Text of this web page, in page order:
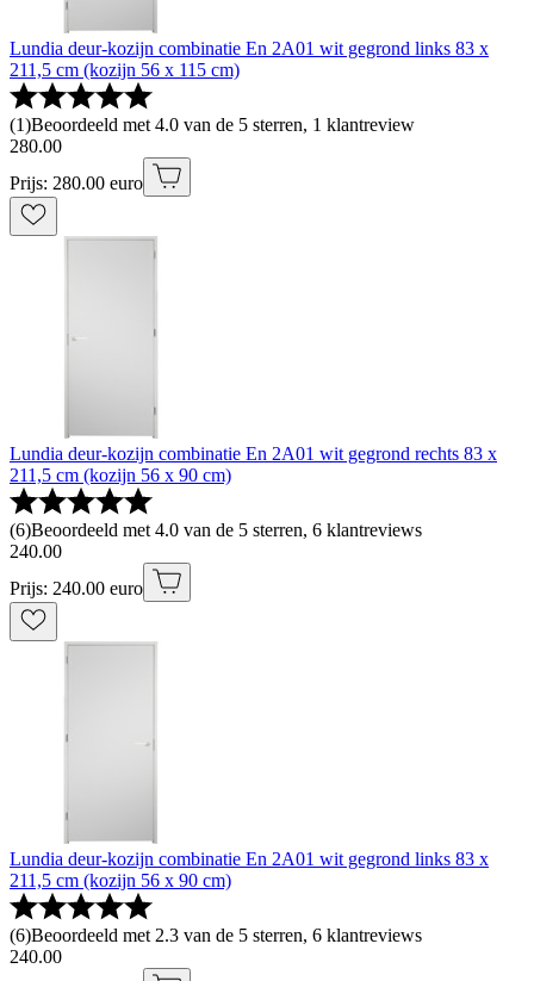
Lundia deur-kozijn combinatie En 2A01 wit gegrond links 83 x
211,5 cm (kozijn 56 x 115 cm)
(1)Beoordeeld met 4.0 van de 5 sterren, 1 klantreview
280.00
Prijs: 280.00 euro
Lundia deur-kozijn combinatie En 2A01 wit gegrond rechts 83 x
211,5 cm (kozijn 56 x 90 cm)
(6)Beoordeeld met 4.0 van de 5 sterren, 6 klantreviews
240.00
Prijs: 240.00 euro
Lundia deur-kozijn combinatie En 2A01 wit gegrond links 83 x
211,5 cm (kozijn 56 x 90 cm)
(6)Beoordeeld met 2.3 van de 5 sterren, 6 klantreviews
240.00